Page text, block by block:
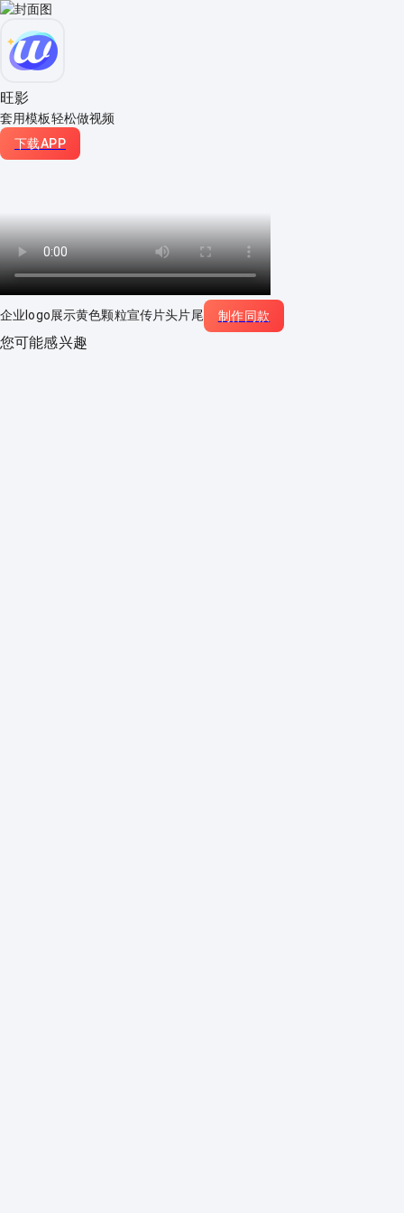
旺影
套用模板轻松做视频
下载APP
企业logo展示黄色颗粒宣传片头片尾 制作同款
您可能感兴趣